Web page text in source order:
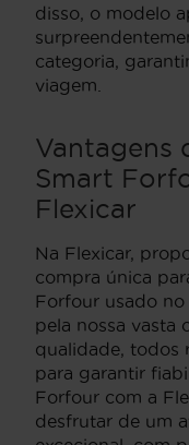
disso, o modelo
categoria,
viagem.
Vantagens
Smart
Flexicar
Na Flexicar,
compra única
Forfour usado
pela nossa vasta
qualidade, todos
para garantir
Forfour com a
desfrutar de um